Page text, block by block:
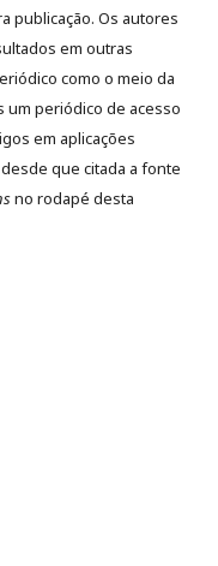
publicação. Os autores
em outras
como o meio da
um periódico de acesso
em aplicações
que citada a fonte
no rodapé desta